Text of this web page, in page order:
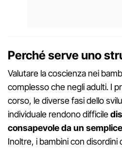
Perché serve uno
Valutare la coscienza nei
complesso che negli adulti. I
corso, le diverse fasi dello
individuale rendono difficile
consapevole da un
Inoltre, i bambini con disordini